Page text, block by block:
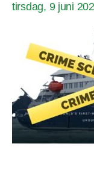
tirsdag, 9 juni